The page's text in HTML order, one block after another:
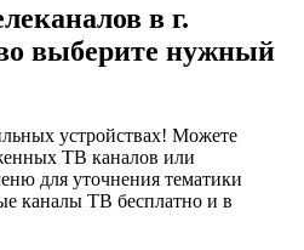
в г.
выберите нужный
устройствах! Можете
ТВ каналов или
для уточнения тематики
каналы ТВ бесплатно и в